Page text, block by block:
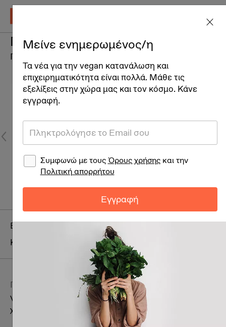
Παπούτσια Vesper
Παπούτσια
Brand:
Κατηγορία: Vegan παπούτσια
Περιγραφή:
Vegan γυναικεία πάνινα παπούτσια σε διάφορα
χρώματα.
Μείνε ενημερωμένος/η
Τα νέα για την vegan κατανάλωση και
επιχειρηματικότητα είναι πολλά. Μάθε τις
εξελίξεις στην χώρα μας και τον κόσμο. Κάνε
εγγραφή.
Συμφωνώ με τουςΌρους χρήσηςκαι την
Πολιτική απορρήτου
Εγγραφή